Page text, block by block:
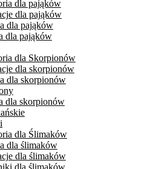
dla pająków
dla pająków
dla pająków
dla pająków
dla Skorpionów
dla skorpionów
dla skorpionów
dla skorpionów
dla Ślimaków
dla ślimaków
dla ślimaków